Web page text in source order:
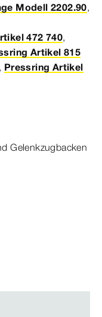
Modell 2202.90,
472 740,
Artikel 815
, Pressring Artikel
Gelenkzugbacken